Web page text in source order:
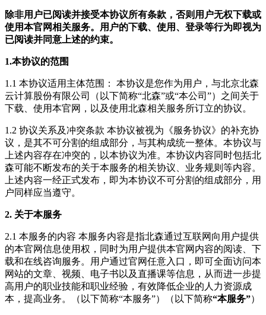
除非用户已阅读并接受本协议所有条款，否则用户无权下载或
使用本官网相关服务。用户的下载、使用、登录等行为即视为
已阅读并同意上述的约束。
1.本协议的范围
1.1 本协议适用主体范围： 本协议是您作为用户，与北京北森
云计算股份有限公司（以下简称“北森”或“本公司”）之间关于
下载、使用本官网，以及使用北森相关服务所订立的协议。
1.2 协议关系及冲突条款 本协议被视为《服务协议》的补充协
议，是其不可分割的组成部分，与其构成统一整体。本协议与
上述内容存在冲突的，以本协议为准。本协议内容同时包括北
森可能不断发布的关于本服务的相关协议、业务规则等内容。
上述内容一经正式发布，即为本协议不可分割的组成部分，用
户同样应当遵守。
2. 关于本服务
2.1 本服务的内容 本服务内容是指北森通过互联网向用户提供
的本官网信息使用权，同时为用户提供本官网内容的阅读、下
载和在线咨询服务。用户通过官网任意入口，即可全面访问本
网站的文章、视频、电子书以及直播课等信息，从而进一步提
高用户的职业技能和职业经验，有效降低企业的人力资源成
本，提高业务。（以下简称“本服务”）（以下简称“本服务”）